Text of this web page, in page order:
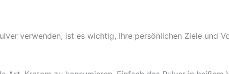
verwenden, ist es wichtig, Ihre persönlichen Ziele und